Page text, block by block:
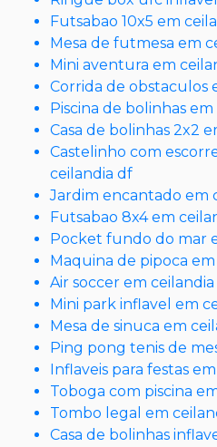
Futsabao 10x5 em
Mesa de futmesa em
Mini aventura em
Corrida de obstaculos
Piscina de bolinhas
Casa de bolinhas 2x2
Castelinho com
ceilandia df
Jardim encantado em
Futsabao 8x4 em
Pocket fundo do mar
Maquina de pipoca
Air soccer em
Mini park inflavel em
Mesa de sinuca em
Ping pong tenis de
Inflaveis para festas
Toboga com piscina
Tombo legal em
Casa de bolinhas